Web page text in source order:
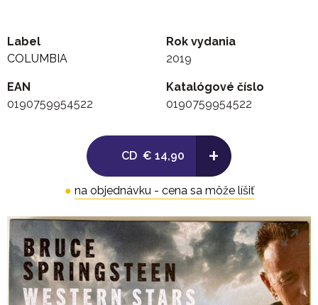
Label
COLUMBIA
Rok vydania
2019
EAN
0190759954522
Katalógové číslo
0190759954522
CD € 14,90 +
● na objednávku - cena sa môže líšiť